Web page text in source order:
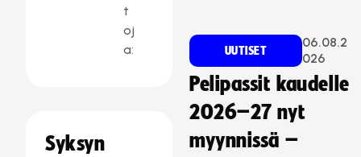
t
oj
a:
Syksyn
UUTISET
06.08.2
026
Pelipassit kaudelle
2026–27 nyt
myynnissä –